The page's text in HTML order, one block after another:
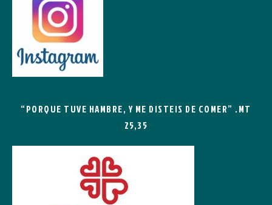
“PORQUE TUVE HAMBRE, Y ME DISTEIS DE COMER” .MT
25,35